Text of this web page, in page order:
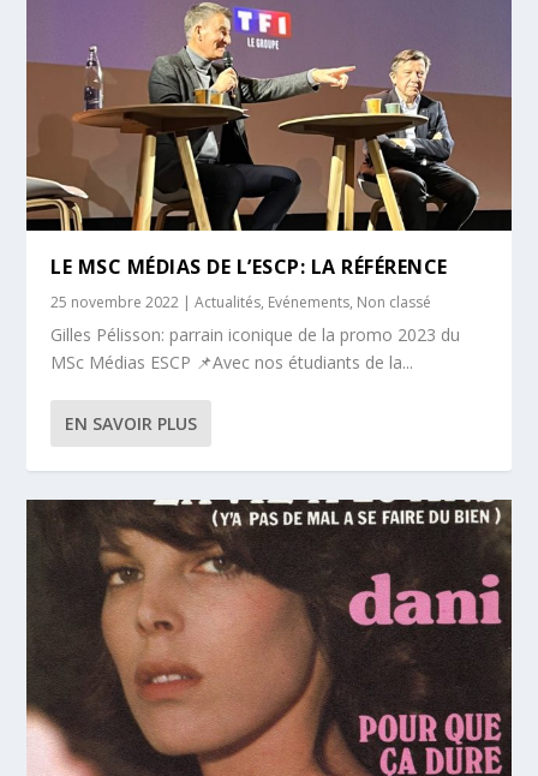
LE MSC MÉDIAS DE L’ESCP: LA RÉFÉRENCE
25 novembre 2022 |Actualités, Evénements, Non classé
Gilles Pélisson: parrain iconique de la promo 2023 du
MSc Médias ESCP 📌Avec nos étudiants de la...
EN SAVOIR PLUS